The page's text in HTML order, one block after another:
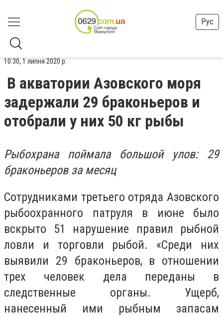
Рус
10:30, 1 липня 2020 р.
В акватории Азовского моря
задержали 29 браконьеров и
отобрали у них 50 кг рыбы
Рыбохрана поймала большой улов: 29
браконьеров за месяц
Сотрудниками третьего отряда Азовского
рыбоохранного патруля в июне было
вскрыто 51 нарушение правил рыбной
ловли и торговли рыбой. «Среди них
выявили 29 браконьеров, в отношении
трех человек дела переданы в
следственные органы. Ущерб,
нанесенный ими рыбным запасам